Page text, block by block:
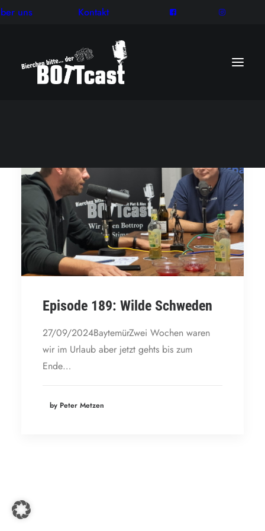
uns Kontakt
Episode 189: Wilde Schweden
27/09/2024BaytemürZwei Wochen waren
wir im Urlaub aber jetzt gehts bis zum
Ende…
by Peter Metzen